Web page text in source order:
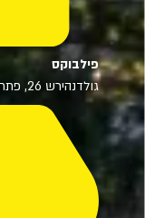
פילבוקס
גולדנהירש 26, פתח תקוה